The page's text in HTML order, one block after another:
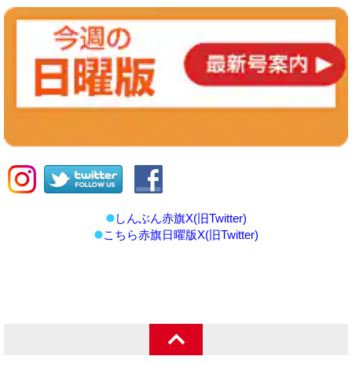
しんぶん赤旗X(旧Twitter)
こちら赤旗日曜版X(旧Twitter)